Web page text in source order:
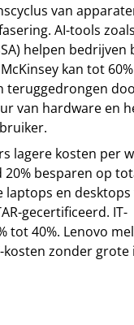
van
AI-tools
helpen bedrijven
kan tot
teruggedrongen
van hardware en
lagere kosten per
besparen op
laptops en desktops
gecertificeerd. IT-
tot 40%. Lenovo
kosten zonder grote